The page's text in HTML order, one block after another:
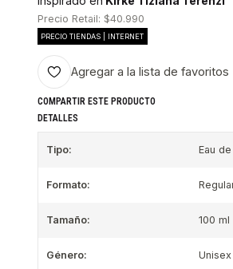
Precio Retail: $40.990
PRECIO TIENDAS | INTERNET
Agregar a la lista de favoritos
COMPARTIR ESTE PRODUCTO
DETALLES
Tipo: Eau
Formato:
Tamaño: 100 ml
Género: Unisex